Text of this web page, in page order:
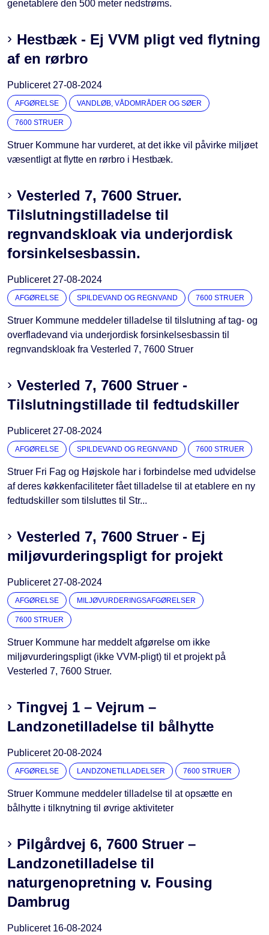
genetablere den 500 meter nedstrøms.
Hestbæk - Ej VVM pligt ved flytning
af en rørbro
Publiceret 27-08-2024
AFGØRELSE VANDLØB, VÅDOMRÅDER OG SØER
7600 STRUER
Struer Kommune har vurderet, at det ikke vil påvirke miljøet
væsentligt at flytte en rørbro i Hestbæk.
Vesterled 7, 7600 Struer.
Tilslutningstilladelse til
regnvandskloak via underjordisk
forsinkelsesbassin.
Publiceret 27-08-2024
AFGØRELSE SPILDEVAND OG REGNVAND 7600 STRUER
Struer Kommune meddeler tilladelse til tilslutning af tag- og
overfladevand via underjordisk forsinkelsesbassin til
regnvandskloak fra Vesterled 7, 7600 Struer
Vesterled 7, 7600 Struer -
Tilslutningstillade til fedtudskiller
Publiceret 27-08-2024
AFGØRELSE SPILDEVAND OG REGNVAND 7600 STRUER
Struer Fri Fag og Højskole har i forbindelse med udvidelse
af deres køkkenfaciliteter fået tilladelse til at etablere en ny
fedtudskiller som tilsluttes til Str...
Vesterled 7, 7600 Struer - Ej
miljøvurderingspligt for projekt
Publiceret 27-08-2024
AFGØRELSE MILJØVURDERINGSAFGØRELSER
7600 STRUER
Struer Kommune har meddelt afgørelse om ikke
miljøvurderingspligt (ikke VVM-pligt) til et projekt på
Vesterled 7, 7600 Struer.
Tingvej 1 – Vejrum –
Landzonetilladelse til bålhytte
Publiceret 20-08-2024
AFGØRELSE LANDZONETILLADELSER 7600 STRUER
Struer Kommune meddeler tilladelse til at opsætte en
bålhytte i tilknytning til øvrige aktiviteter
Pilgårdvej 6, 7600 Struer –
Landzonetilladelse til
naturgenopretning v. Fousing
Dambrug
Publiceret 16-08-2024